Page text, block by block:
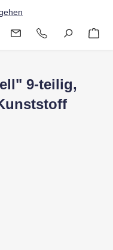
9-teilig,